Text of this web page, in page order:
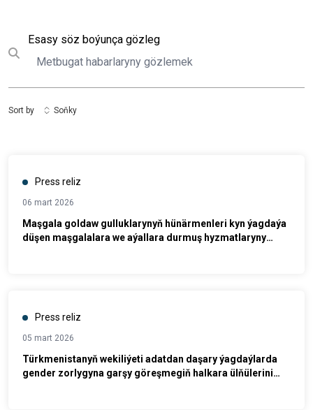
Submit search
Esasy söz boýunça gözlegGözleg
Sort by Soňky
Press reliz
06 mart 2026
Maşgala goldaw gulluklarynyň hünärmenleri kyn ýagdaýa
düşen maşgalalara we aýallara durmuş hyzmatlaryny
Press reliz
05 mart 2026
Türkmenistanyň wekiliýeti adatdan daşary ýagdaýlarda
gender zorlygyna garşy göreşmegiň halkara ülňülerini